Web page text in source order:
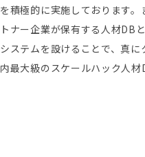
を積極的に実施しております
トナー企業が保有する人材DB
システムを設けることで、真
内最大級のスケールハック人材